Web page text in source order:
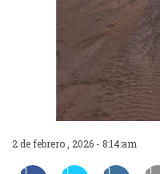
2 de febrero , 2026 - 8:14:am